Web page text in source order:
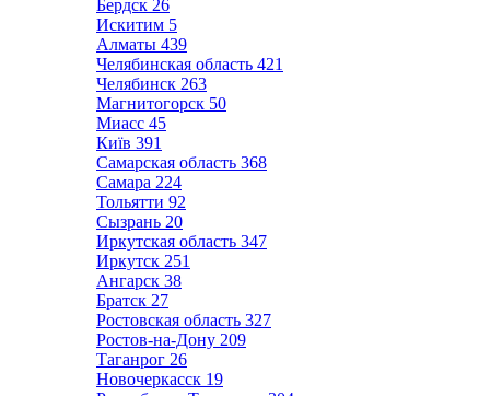
Бердск 26
Искитим 5
Алматы 439
Челябинская область 421
Челябинск 263
Магнитогорск 50
Миасс 45
Київ 391
Самарская область 368
Самара 224
Тольятти 92
Сызрань 20
Иркутская область 347
Иркутск 251
Ангарск 38
Братск 27
Ростовская область 327
Ростов-на-Дону 209
Таганрог 26
Новочеркасск 19